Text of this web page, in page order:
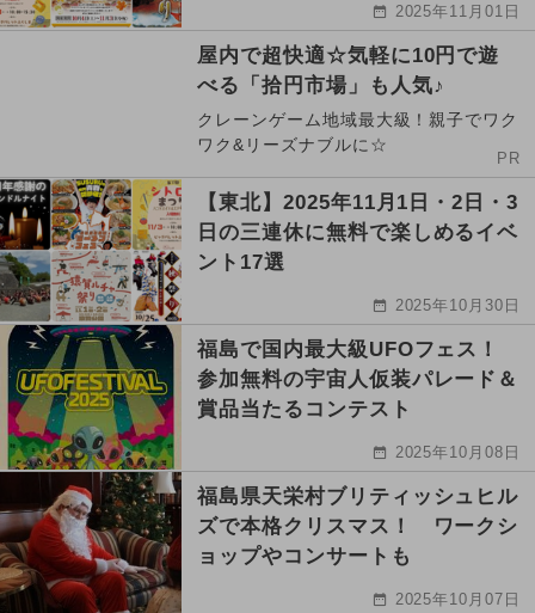
2025年11月01日
屋内で超快適☆気軽に10円で遊
べる「拾円市場」も人気♪
クレーンゲーム地域最大級！親子でワク
ワク&リーズナブルに☆
PR
【東北】2025年11月1日・2日・3
日の三連休に無料で楽しめるイベ
ント17選
2025年10月30日
福島で国内最大級UFOフェス！
参加無料の宇宙人仮装パレード＆
賞品当たるコンテスト
2025年10月08日
福島県天栄村ブリティッシュヒル
ズで本格クリスマス！ ワークシ
ョップやコンサートも
2025年10月07日